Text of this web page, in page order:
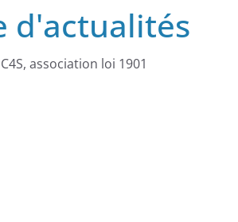
d'actualités
association loi 1901